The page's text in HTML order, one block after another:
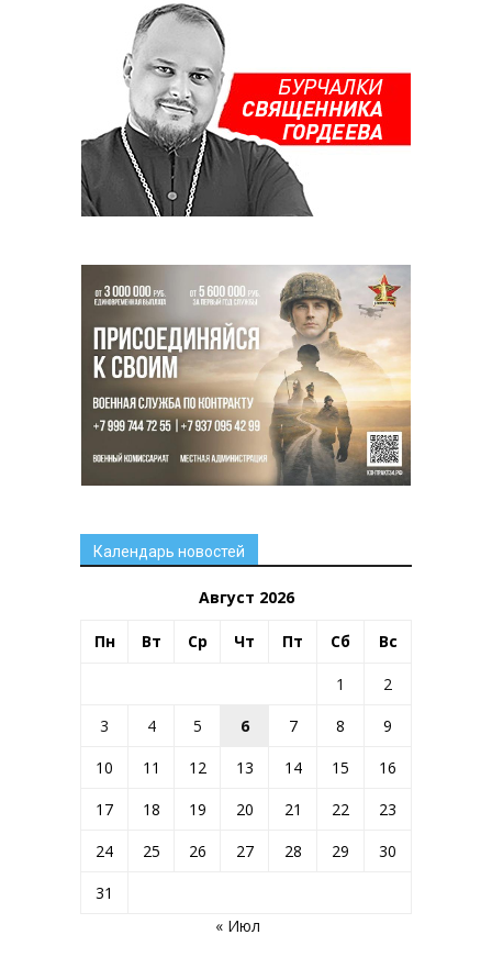
Календарь новостей
Август 2026
Пн Вт Ср Чт Пт Сб Вс
1
2
3
4 5 6 7 8
9
10
11 12 13 14 15
16
17
18 19 20 21 22
23
24
25 26 27 28 29
30
31
« Июл